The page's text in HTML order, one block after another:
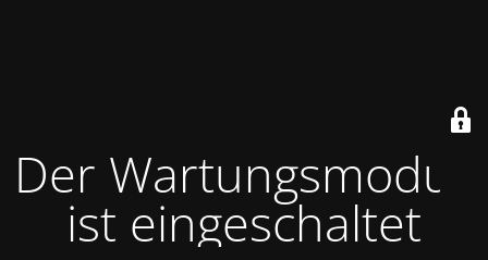
Der Wartungsmodus
ist eingeschaltet